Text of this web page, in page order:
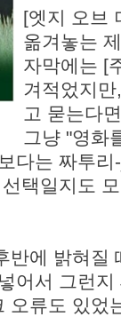
[엣지 오브
옮겨놓는
자막에는 [
겨적었지
고 묻는다
그냥 "영화
다는 짜투
택일지도
반에 밝혀질
어서 그런
오류도 있었
»